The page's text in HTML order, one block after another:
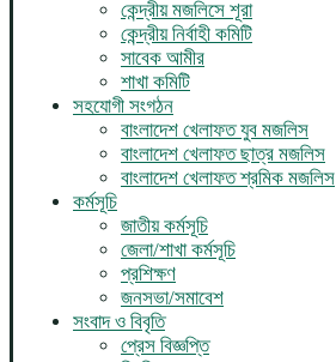
কেন্দ্রীয় মজলিসে শূরা
কেন্দ্রীয় নির্বাহী কমিটি
সাবেক আমীর
শাখা কমিটি
সহযোগী সংগঠন
বাংলাদেশ খেলাফত যুব মজলিস
বাংলাদেশ খেলাফত ছাত্র মজলিস
বাংলাদেশ খেলাফত শ্রমিক মজলিস
কর্মসূচি
জাতীয় কর্মসূচি
জেলা/শাখা কর্মসূচি
প্রশিক্ষণ
জনসভা/সমাবেশ
সংবাদ ও বিবৃতি
প্রেস বিজ্ঞপ্তি